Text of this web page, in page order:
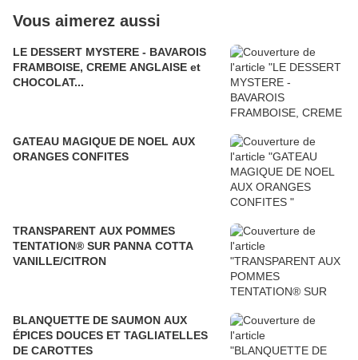
Vous aimerez aussi
LE DESSERT MYSTERE - BAVAROIS
FRAMBOISE, CREME ANGLAISE et
CHOCOLAT...
GATEAU MAGIQUE DE NOEL AUX
ORANGES CONFITES
TRANSPARENT AUX POMMES
TENTATION® SUR PANNA COTTA
VANILLE/CITRON
BLANQUETTE DE SAUMON AUX
ÉPICES DOUCES ET TAGLIATELLES
DE CAROTTES